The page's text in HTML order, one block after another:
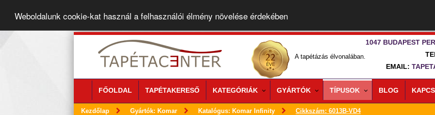
Weboldalunk cookie-kat használ a felhasználói élmény növelése érdekében
A tapétázás élvonalában.
1047 BUDAPEST
EMAIL:
FŐOLDAL TAPÉTAKERESŐ KATEGÓRIÁK GYÁRTÓK TÍPUSOK BLOG
Kezdőlap Gyártók: Komar Katalógus: Komar Infinity Cikkszám: 6013B-VD4